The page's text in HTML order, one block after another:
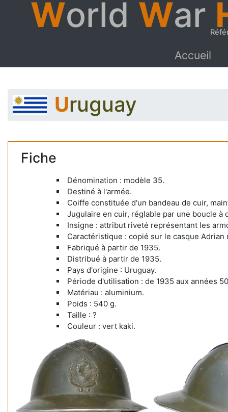
World War
Accueil
Uruguay
Fiche
Dénomination : modèle 35.
Destiné à l'armée.
Coiffe constituée d'un bandeau de cuir,
Jugulaire en cuir, réglable par une boucle à
Insigne : attribut riveté représentant les
Caractéristique : copié sur le casque Adrian
Fabriqué à partir de 1935.
Distribué à partir de 1935.
Pays d'origine : Uruguay.
Période d'utilisation : de 1935 aux années
Matériau : aluminium.
Poids : 540 g.
Taille : ?
Couleur : vert kaki.